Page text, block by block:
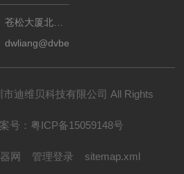
苍松大厦北座
1901
dwliang@dvbei.com
迪维贝科技有限公司 All Rights
号： 粤ICP备15059148号
网 管理登录 sitemap.xml